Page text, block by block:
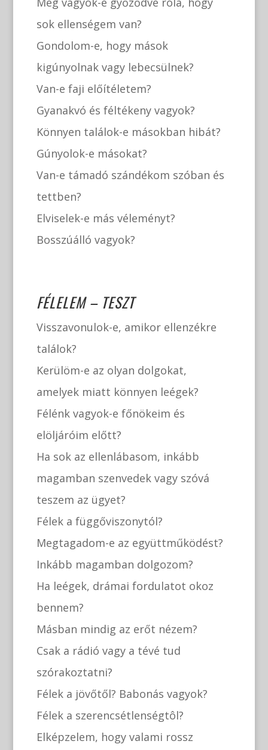
sok ellenségem van?
Gondolom-e, hogy mások
kigúnyolnak vagy lebecsülnek?
Van-e faji előítéletem?
Gyanakvó és féltékeny vagyok?
Könnyen találok-e másokban hibát?
Gúnyolok-e másokat?
Van-e támadó szándékom szóban és
tettben?
Elviselek-e más véleményt?
Bosszúálló vagyok?
FÉLELEM – TESZT
Visszavonulok-e, amikor ellenzékre
találok?
Kerülöm-e az olyan dolgokat,
amelyek miatt könnyen leégek?
Félénk vagyok-e főnökeim és
elöljáróim előtt?
Ha sok az ellenlábasom, inkább
magamban szenvedek vagy szóvá
teszem az ügyet?
Félek a függőviszonytól?
Megtagadom-e az együttműködést?
Inkább magamban dolgozom?
Ha leégek, drámai fordulatot okoz
bennem?
Másban mindig az erőt nézem?
Csak a rádió vagy a tévé tud
szórakoztatni?
Félek a jövőtől? Babonás vagyok?
Félek a szerencsétlenségtôl?
Elképzelem, hogy valami rossz